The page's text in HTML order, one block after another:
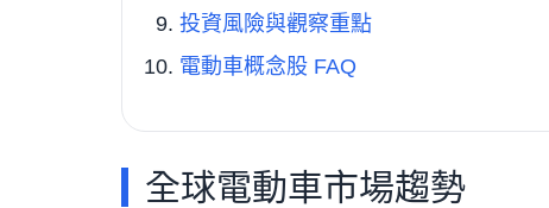
投資風險與觀察重點
電動車概念股 FAQ
全球電動車市場趨勢